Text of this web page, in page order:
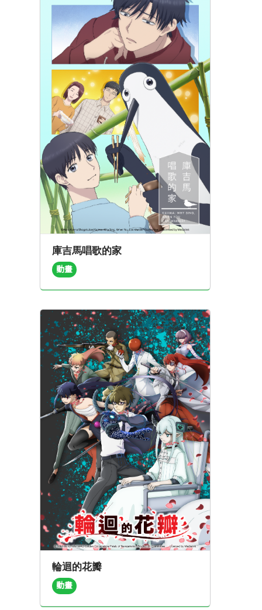
庫吉馬唱歌的家
動畫
輪迴的花瓣
動畫